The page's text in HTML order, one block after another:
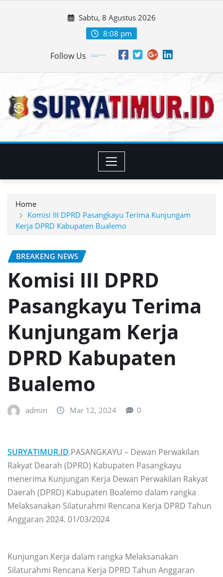
Sabtu, 8 Agustus 2026
8:08 pm
Follow Us
Home
Komisi III DPRD Pasangkayu Terima Kunjungam
Kerja DPRD Kabupaten Bualemo
BREAKENG NEWS
Komisi III DPRD
Pasangkayu Terima
Kunjungam Kerja
DPRD Kabupaten
Bualemo
admin Mar 12, 2024 0
SURYATIMUR.ID.PASANGKAYU – Dewan Perwakilan
Rakyat Dearah (DPRD) Kabupaten Pasangkayu
menerima Kunjungan Kerja Dewan Perwakilan Rakyat
Daerah (DPRD) Kabupaten Boalemo dalam rangka
Melaksanakan Silaturahmi Rencana Kerja DPRD Tahun
Anggaran 2024. 01/03/2024
Kunjungan Kerja dalam rangka Melaksanakan
Silaturahmi Rencana Kerja DPRD Tahun Anggaran